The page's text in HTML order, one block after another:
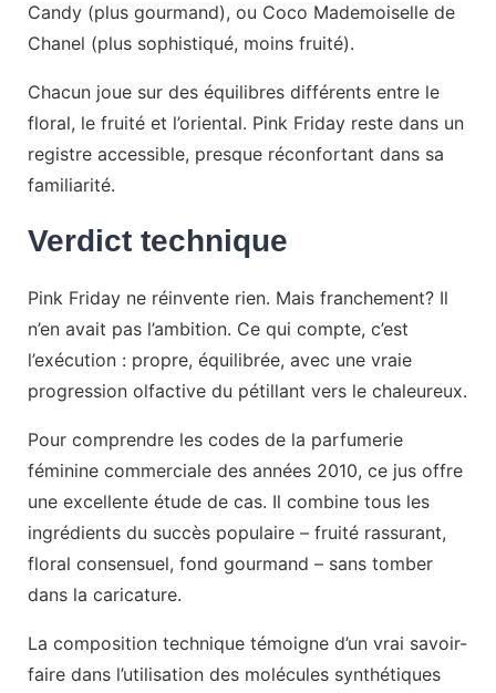
Candy (plus gourmand), ou Coco Mademoiselle de
Chanel (plus sophistiqué, moins fruité).
Chacun joue sur des équilibres différents entre le
floral, le fruité et l’oriental. Pink Friday reste dans un
registre accessible, presque réconfortant dans sa
familiarité.
Verdict technique
Pink Friday ne réinvente rien. Mais franchement? Il
n’en avait pas l’ambition. Ce qui compte, c’est
l’exécution : propre, équilibrée, avec une vraie
progression olfactive du pétillant vers le chaleureux.
Pour comprendre les codes de la parfumerie
féminine commerciale des années 2010, ce jus offre
une excellente étude de cas. Il combine tous les
ingrédients du succès populaire – fruité rassurant,
floral consensuel, fond gourmand – sans tomber
dans la caricature.
La composition technique témoigne d’un vrai savoir-
faire dans l’utilisation des molécules synthétiques